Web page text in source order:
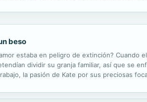
beso
estaba en peligro de extinción? Cuando
dividir su granja familiar, así que se
la pasión de Kate por sus preciosas